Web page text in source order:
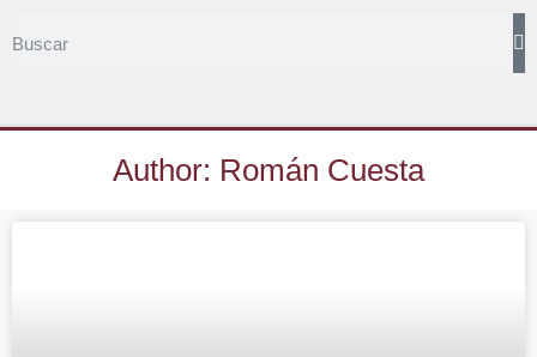
Author: Román Cuesta